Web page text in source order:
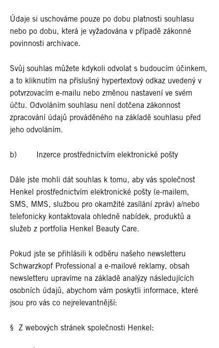
Údaje si uschováme pouze po dobu platnosti souhlasu
nebo po dobu, která je vyžadována v případě zákonné
povinnosti archivace.
Svůj souhlas můžete kdykoli odvolat s budoucím účinkem,
a to kliknutím na příslušný hypertextový odkaz uvedený v
potvrzovacím e-mailu nebo změnou nastavení ve svém
účtu. Odvoláním souhlasu není dotčena zákonnost
zpracování údajů prováděného na základě souhlasu před
jeho odvoláním.
b) Inzerce prostřednictvím elektronické pošty
Dále jste mohli dát souhlas k tomu, aby vás společnost
Henkel prostřednictvím elektronické pošty (e-mailem,
SMS, MMS, službou pro okamžité zasílání zpráv) a/nebo
telefonicky kontaktovala ohledně nabídek, produktů a
služeb z portfolia Henkel Beauty Care.
Pokud jste se přihlásili k odběru našeho newsletteru
Schwarzkopf Professional a e-mailové reklamy, obsah
newsletteru upravíme na základě analýzy následujících
osobních údajů, abychom vám poskytli informace, které
jsou pro vás co nejrelevantnější:
§ Z webových stránek společnosti Henkel: